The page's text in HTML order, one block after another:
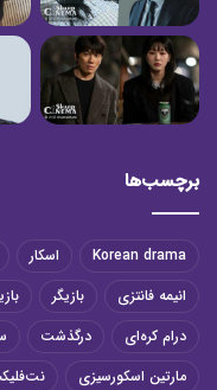
برچسب‌ها
Korean drama اسکار
انیمه فانتزی
بازیگر
درام کره‌ای
درگذشت
مارتین اسکورسیزی